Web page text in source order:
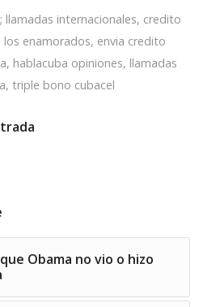
llamadas internacionales, credito
los enamorados, envia credito
, hablacuba opiniones, llamadas
, triple bono cubacel
Obama no vio o hizo